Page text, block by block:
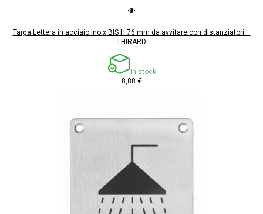
Targa Lettera in acciaio ino x BIS H.76 mm da avvitare con distanziatori –
THIRARD
In stock
8,88 €